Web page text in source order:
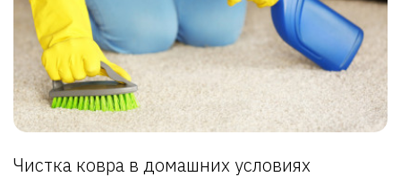
Чистка ковра в домашних условиях